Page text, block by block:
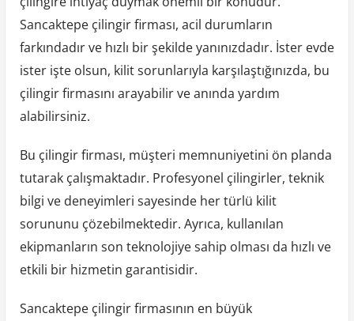
Sancaktepe çilingir firması, acil durumların
farkındadır ve hızlı bir şekilde yanınızdadır. İster evde
ister işte olsun, kilit sorunlarıyla karşılaştığınızda, bu
çilingir firmasını arayabilir ve anında yardım
alabilirsiniz.
Bu çilingir firması, müşteri memnuniyetini ön planda
tutarak çalışmaktadır. Profesyonel çilingirler, teknik
bilgi ve deneyimleri sayesinde her türlü kilit
sorununu çözebilmektedir. Ayrıca, kullanılan
ekipmanların son teknolojiye sahip olması da hızlı ve
etkili bir hizmetin garantisidir.
Sancaktepe çilingir firmasının en büyük